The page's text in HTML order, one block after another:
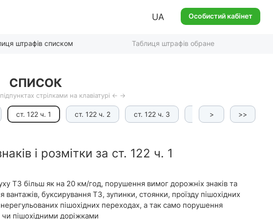
UA Особистий кабінет
штрафів списком Таблиця штрафів обране
СПИСОК
стрілками на клавіатурі ← →
ст. 122 ч. 1 ст. 122 ч. 2 ст. 122 ч. 3 ст. 122 ч. 4 >>
>
і розмітки за ст. 122 ч. 1
ТЗ більш як на 20 км/год, порушення вимог дорожніх знаків та
вантажів, буксирування ТЗ, зупинки, стоянки, проїзду пішохідних
пішохідних переходах, а так само порушення
пішохідними доріжками